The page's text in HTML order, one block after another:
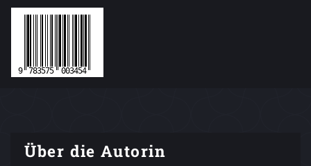
Über die Autorin